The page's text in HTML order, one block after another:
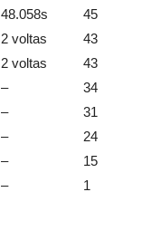
48.058s
45
2 voltas
43
2 voltas
43
–
34
–
31
–
24
–
15
– 1